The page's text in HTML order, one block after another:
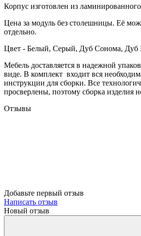
Корпус изготовлен из
Цена за модуль без столешницы. Её
отдельно.
Цвет - Белый, Серый, Дуб Сонома, Дуб
Мебель доставляется в надежной
виде. В комплект входит вся
инструкции для сборки. Все
просверлены, поэтому сборка изделия
Отзывы
Добавьте первый отзыв
Написать отзыв
Новый отзыв